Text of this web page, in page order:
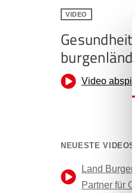
VIDEO
NEUESTE VIDEOS
Land
Partner für